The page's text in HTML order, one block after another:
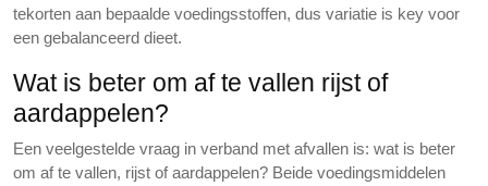
tekorten aan bepaalde voedingsstoffen, dus variatie is key voor
een gebalanceerd dieet.
Wat is beter om af te vallen rijst of
aardappelen?
Een veelgestelde vraag in verband met afvallen is: wat is beter
om af te vallen, rijst of aardappelen? Beide voedingsmiddelen